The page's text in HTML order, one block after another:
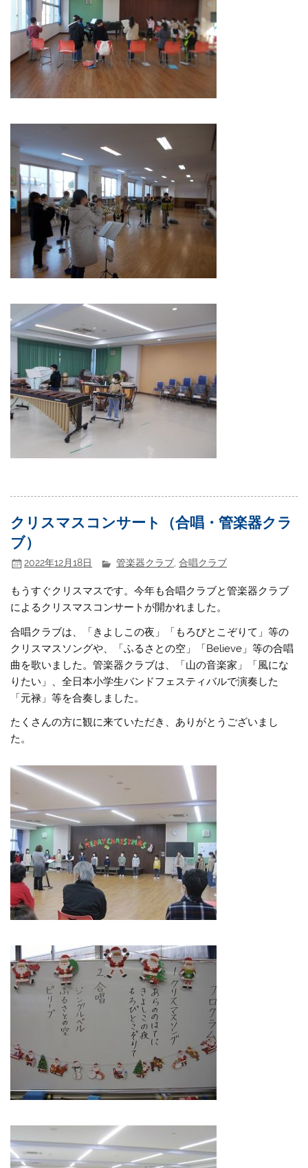
クリスマスコンサート（合唱・管楽器クラ
ブ）
2022年12月18日 管楽器クラブ,合唱クラブ
もうすぐクリスマスです。今年も合唱クラブと管楽器クラブ
によるクリスマスコンサートが開かれました。
合唱クラブは、「きよしこの夜」「もろびとこぞりて」等の
クリスマスソングや、「ふるさとの空」「Believe」等の合唱
曲を歌いました。管楽器クラブは、「山の音楽家」「風にな
りたい」、全日本小学生バンドフェスティバルで演奏した
「元禄」等を合奏しました。
たくさんの方に観に来ていただき、ありがとうございまし
た。